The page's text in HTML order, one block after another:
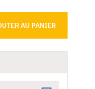
AU PANIER